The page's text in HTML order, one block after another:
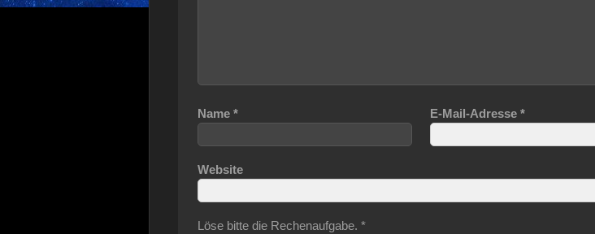
Name * E-Mail-Adresse *
Website
Löse bitte die Rechenaufgabe. *